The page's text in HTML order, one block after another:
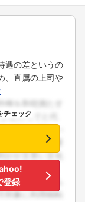
遇の差というの
、直属の上司や
チェック
登録